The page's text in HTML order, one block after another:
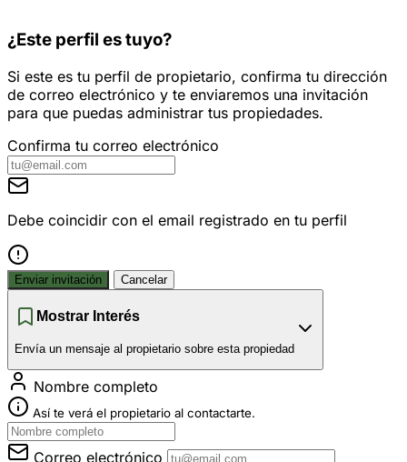
¿Este perfil es tuyo?
Si este es tu perfil de propietario, confirma tu dirección
de correo electrónico y te enviaremos una invitación
para que puedas administrar tus propiedades.
Confirma tu correo electrónico
Debe coincidir con el email registrado en tu perfil
Enviar invitación Cancelar
Mostrar Interés
Envía un mensaje al propietario sobre esta propiedad
Nombre completo
Así te verá el propietario al contactarte.
Correo electrónico